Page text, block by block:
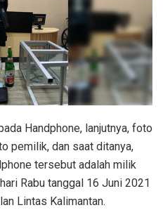
Handphone, lanjutnya, foto
pemilik, dan saat ditanya,
tersebut adalah milik
Rabu tanggal 16 Juni 2021
Lintas Kalimantan.